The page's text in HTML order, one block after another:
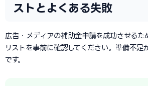
ストとよくある失敗
広告・メディアの補助金申請を成功させるた
リストを事前に確認してください。準備不足
です。